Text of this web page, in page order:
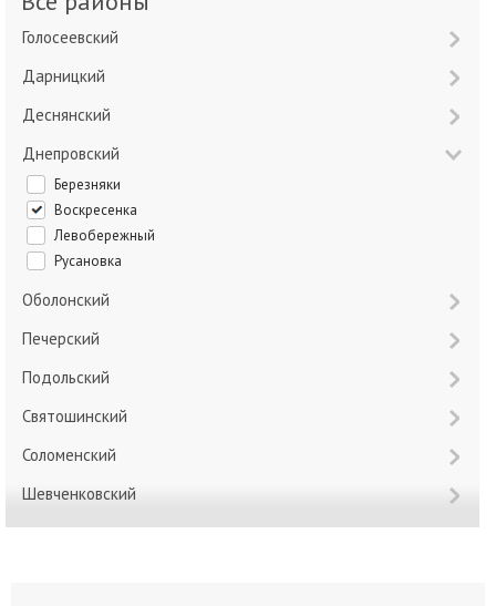
Голосеевский
Дарницкий
Деснянский
Днепровский
Березняки
Воскресенка
Левобережный
Русановка
Оболонский
Печерский
Подольский
Святошинский
Соломенский
Шевченковский